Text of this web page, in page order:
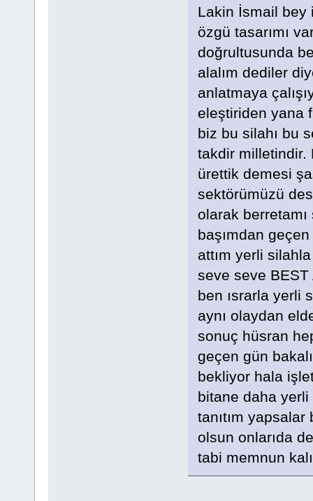
Lakin İsmail bey
özgü tasarımı
doğrultusunda
alalım dediler
anlatmaya
eleştiriden yana
biz bu silahı bu
takdir milletindir.
ürettik demesi
sektörümüzü
olarak
başımdan
attım yerli silahla
seve seve
ben ısrarla yerli
aynı olaydan
sonuç hüsran
geçen gün
bekliyor hala
bitane daha yerli
tanıtım
olsun onlarıda
tabi memnun